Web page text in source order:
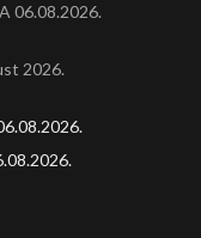
06.08.2026.
2026.